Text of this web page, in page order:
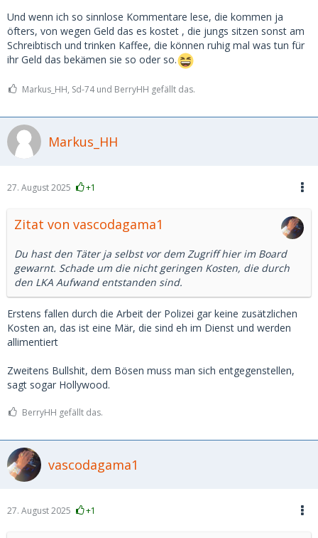
Genau in der letzten Woche gab es einen ähnlichen Fall, wo
jemand EUR 20000 gezahlt hat und nun mit noch
massiveren Methoden jetzt EUR 50000 zahlen soll. Wurde
mir von der Polizei gesagt.
Ich habe das gemacht, was ich für richtig halte.
Und wenn ich so sinnlose Kommentare lese, die kommen ja
öfters, von wegen Geld das es kostet , die jungs sitzen sonst am
Schreibtisch und trinken Kaffee, die können ruhig mal was tun für
ihr Geld das bekämen sie so oder so.
Markus_HH, Sd-74 und BerryHH gefällt das.
Markus_HH
27. August 2025 +1
Zitat von vascodagama1
Du hast den Täter ja selbst vor dem Zugriff hier im Board
gewarnt. Schade um die nicht geringen Kosten, die durch
den LKA Aufwand entstanden sind.
Erstens fallen durch die Arbeit der Polizei gar keine zusätzlichen
Kosten an, das ist eine Mär, die sind eh im Dienst und werden
allimentiert
Zweitens Bullshit, dem Bösen muss man sich entgegenstellen,
sagt sogar Hollywood.
BerryHH gefällt das.
vascodagama1
27. August 2025 +1